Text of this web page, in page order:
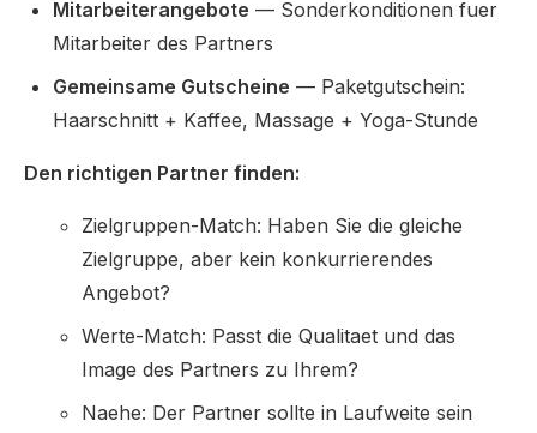
Mitarbeiterangebote — Sonderkonditionen fuer
Mitarbeiter des Partners
Gemeinsame Gutscheine — Paketgutschein:
Haarschnitt + Kaffee, Massage + Yoga-Stunde
Den richtigen Partner finden:
Zielgruppen-Match: Haben Sie die gleiche
Zielgruppe, aber kein konkurrierendes
Angebot?
Werte-Match: Passt die Qualitaet und das
Image des Partners zu Ihrem?
Naehe: Der Partner sollte in Laufweite sein